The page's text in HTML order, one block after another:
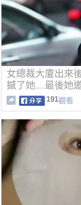
女總裁大廈出來
撼了她…最後她
191觀看